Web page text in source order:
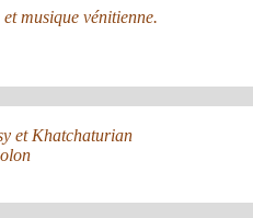
musique vénitienne.
et Khatchaturian